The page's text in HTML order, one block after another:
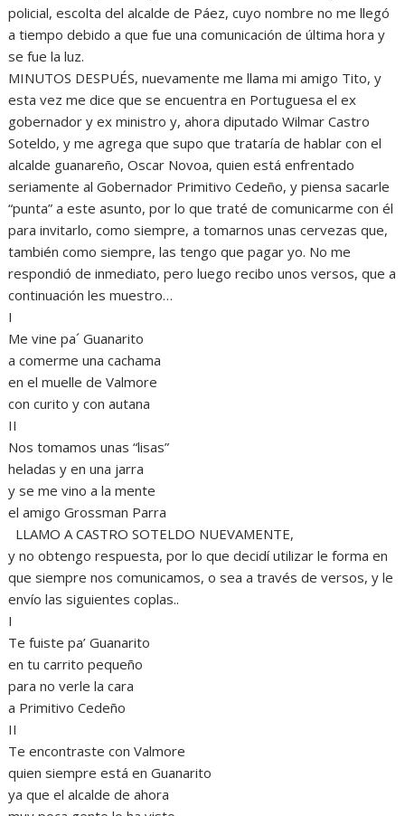
policial, escolta del alcalde de Páez, cuyo nombre no me llegó
a tiempo debido a que fue una comunicación de última hora y
se fue la luz.
MINUTOS DESPUÉS, nuevamente me llama mi amigo Tito, y
esta vez me dice que se encuentra en Portuguesa el ex
gobernador y ex ministro y, ahora diputado Wilmar Castro
Soteldo, y me agrega que supo que trataría de hablar con el
alcalde guanareño, Oscar Novoa, quien está enfrentado
seriamente al Gobernador Primitivo Cedeño, y piensa sacarle
“punta” a este asunto, por lo que traté de comunicarme con él
para invitarlo, como siempre, a tomarnos unas cervezas que,
también como siempre, las tengo que pagar yo. No me
respondió de inmediato, pero luego recibo unos versos, que a
continuación les muestro…
I
Me vine pa´ Guanarito
a comerme una cachama
en el muelle de Valmore
con curito y con autana
II
Nos tomamos unas “lisas”
heladas y en una jarra
y se me vino a la mente
el amigo Grossman Parra
LLAMO A CASTRO SOTELDO NUEVAMENTE,
y no obtengo respuesta, por lo que decidí utilizar le forma en
que siempre nos comunicamos, o sea a través de versos, y le
envío las siguientes coplas..
I
Te fuiste pa’ Guanarito
en tu carrito pequeño
para no verle la cara
a Primitivo Cedeño
II
Te encontraste con Valmore
quien siempre está en Guanarito
ya que el alcalde de ahora